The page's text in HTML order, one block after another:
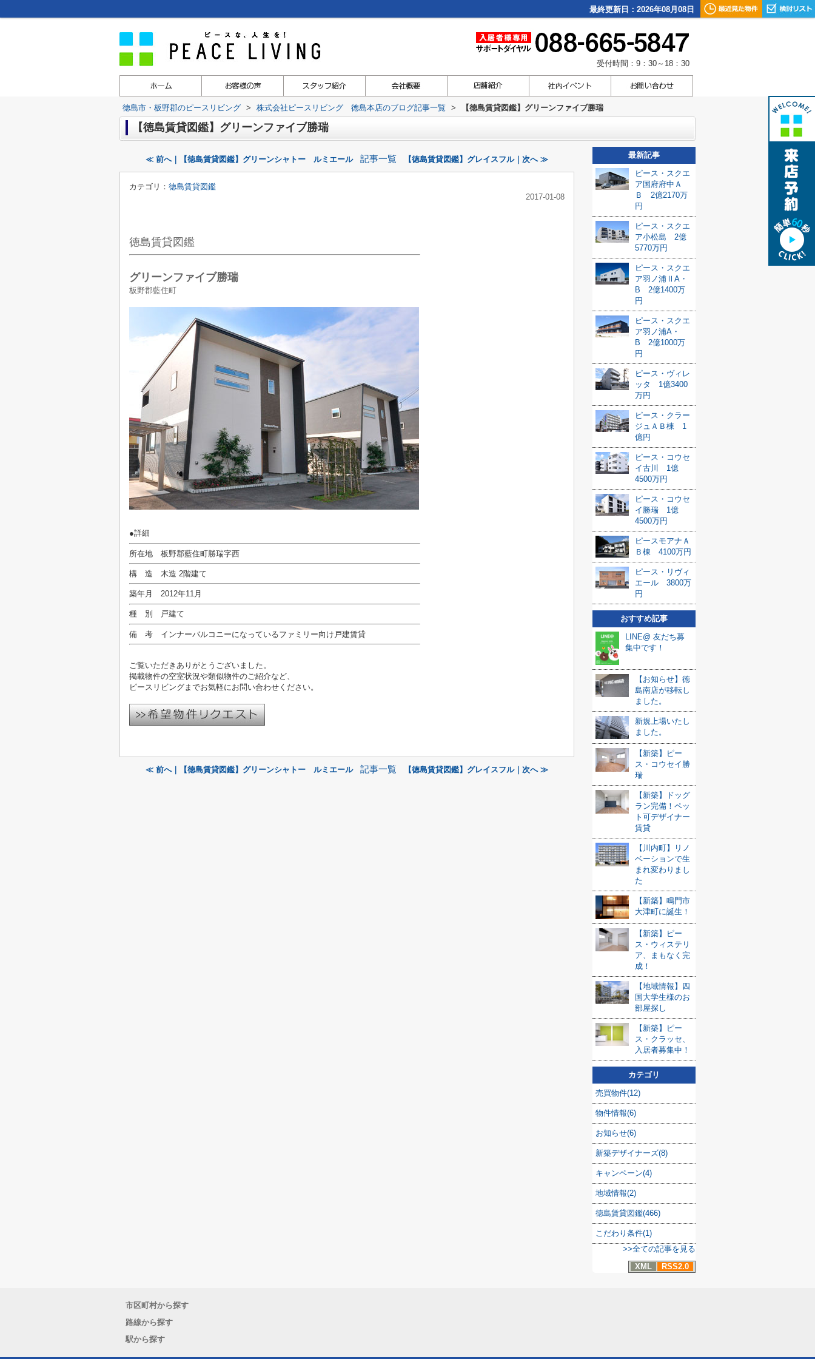
最終更新日：2026年08月08日
受付時間：9：30～18：30
徳島市・板野郡のピースリビング > 株式会社ピースリビング 徳島本店のブログ記事一覧 > 【徳島賃貸図鑑】グリーンファイブ勝瑞
【徳島賃貸図鑑】グリーンファイブ勝瑞
≪ 前へ｜【徳島賃貸図鑑】グリーンシャトー ルミエール 記事一覧 【徳島賃貸図鑑】グレイスフル｜次へ ≫
カテゴリ： 徳島賃貸図鑑
2017-01-08
徳島賃貸図鑑
グリーンファイブ勝瑞
板野郡藍住町
●詳細
所在地 板野郡藍住町勝瑞字西
構 造 木造 2階建て
築年月 2012年11月
種 別 戸建て
備 考 インナーバルコニーになっているファミリー向け戸建賃貸
ご覧いただきありがとうございました。
掲載物件の空室状況や類似物件のご紹介など、
ピースリビングまでお気軽にお問い合わせください。
≪ 前へ｜【徳島賃貸図鑑】グリーンシャトー ルミエール 記事一覧 【徳島賃貸図鑑】グレイスフル｜次へ ≫
最新記事
ピース・スクエ
ア国府府中Ａ
Ｂ 2億2170万
円
ピース・スクエ
ア小松島 2億
5770万円
ピース・スクエ
ア羽ノ浦ⅡA・
B 2億1400万
円
ピース・スクエ
ア羽ノ浦A・
B 2億1000万
円
ピース・ヴィレ
ッタ 1億3400
万円
ピース・クラー
ジュＡＢ棟 1
億円
ピース・コウセ
イ古川 1億
4500万円
ピース・コウセ
イ勝瑞 1億
4500万円
ピースモアナＡ
Ｂ棟 4100万円
ピース・リヴィ
エール 3800万
円
おすすめ記事
LINE@ 友だち募
集中です！
【お知らせ】徳
島南店が移転し
ました。
新規上場いたし
ました。
【新築】ピー
ス・コウセイ勝
瑞
【新築】ドッグ
ラン完備！ペッ
ト可デザイナー
賃貸
【川内町】リノ
ベーションで生
まれ変わりまし
た
【新築】鳴門市
大津町に誕生！
【新築】ピー
ス・ウィステリ
ア、まもなく完
成！
【地域情報】四
国大学生様のお
部屋探し
【新築】ピー
ス・クラッセ、
入居者募集中！
カテゴリ
売買物件(12)
物件情報(6)
お知らせ(6)
新築デザイナーズ(8)
キャンペーン(4)
地域情報(2)
徳島賃貸図鑑(466)
こだわり条件(1)
>>全ての記事を見る
XML
RSS2.0
市区町村から探す
路線から探す
駅から探す